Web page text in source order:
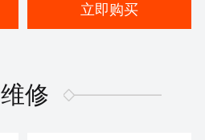
立即购买
维修